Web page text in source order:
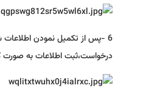
6 -پس از تکمیل نمودن
درخواست،ثبت اطلاعات به